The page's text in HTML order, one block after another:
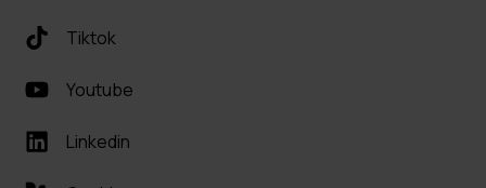
Tiktok
Youtube
Linkedin